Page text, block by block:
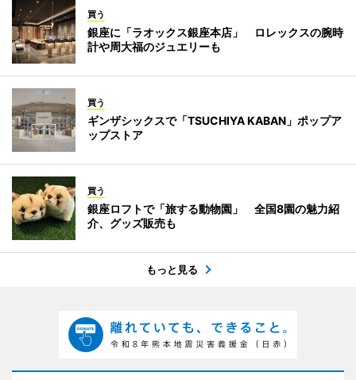
買う
銀座に「ラオックス銀座本店」 ロレックスの腕時
計や周大福のジュエリーも
買う
ギンザシックスで「TSUCHIYA KABAN」ポップア
ップストア
買う
銀座ロフトで「旅する動物園」 全国8園の魅力紹
介、グッズ販売も
もっと見る